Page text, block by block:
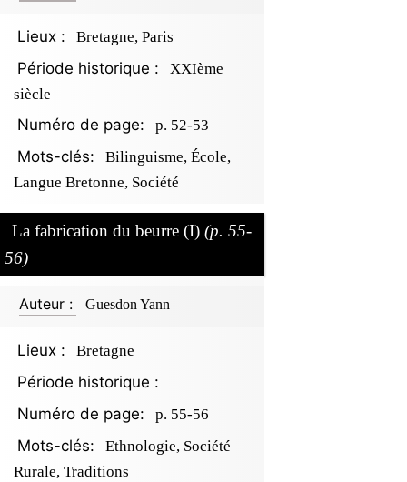
Lieux : Bretagne, Paris
Période historique :
XXIème
siècle
Numéro de page: p. 52-53
Mots-clés:
Bilinguisme, École,
Langue Bretonne, Société
La fabrication du beurre (I) (p. 55-
56)
Auteur : Guesdon Yann
Lieux : Bretagne
Période historique :
Numéro de page:
p. 55-56
Mots-clés:
Ethnologie, Société
Rurale, Traditions